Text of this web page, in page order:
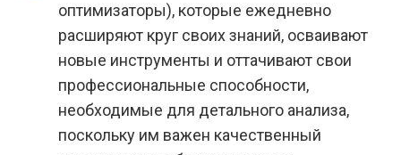
оптимизаторы), которые ежедневно
расширяют круг своих знаний, осваивают
новые инструменты и оттачивают свои
профессиональные способности,
необходимые для детального анализа,
поскольку им важен качественный